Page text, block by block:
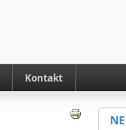
Kontakt